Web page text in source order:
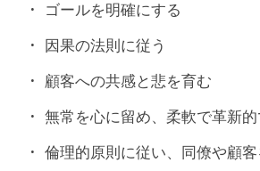
ゴールを明確にする
因果の法則に従う
顧客への共感と悲を育む
無常を心に留め、柔軟で革新
倫理的原則に従い、同僚や顧